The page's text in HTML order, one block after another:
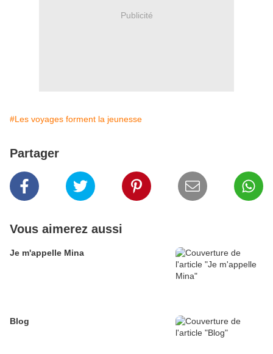
Publicité
#Les voyages forment la jeunesse
Partager
Vous aimerez aussi
Je m'appelle Mina
Blog